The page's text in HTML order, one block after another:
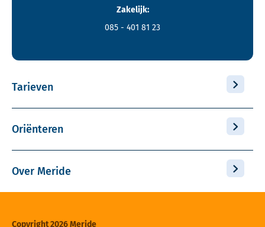
Zakelijk:
085 - 401 81 23
Tarieven
Oriënteren
Over Meride
Copyright 2026 Meride